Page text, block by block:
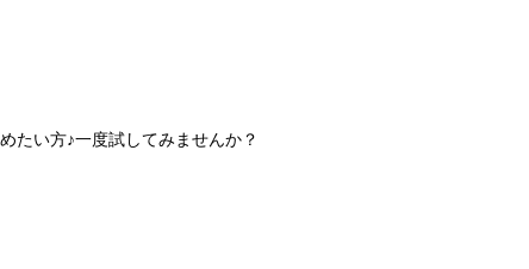
たい方♪一度試してみませんか？